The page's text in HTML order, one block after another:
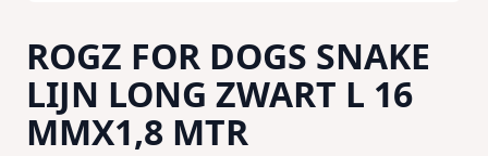
ROGZ FOR DOGS SNAKE
LIJN LONG ZWART L 16
MMX1,8 MTR